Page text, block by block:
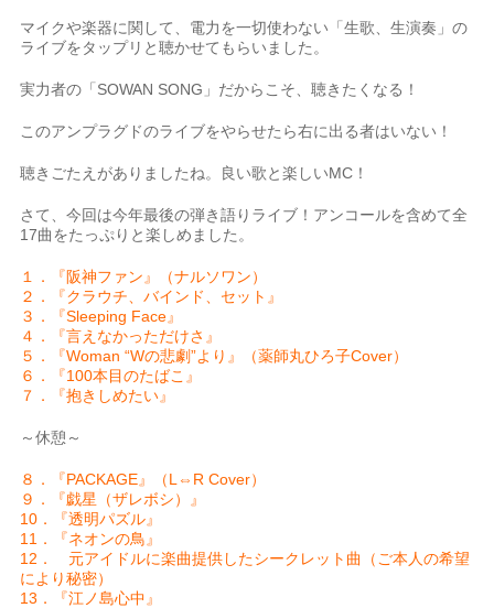
マイクや楽器に関して、電力を一切使わない「生歌、生演奏」の
ライブをタップリと聴かせてもらいました。
実力者の「SOWAN SONG」だからこそ、聴きたくなる！
このアンプラグドのライブをやらせたら右に出る者はいない！
聴きごたえがありましたね。良い歌と楽しいMC！
さて、今回は今年最後の弾き語りライブ！アンコールを含めて全
17曲をたっぷりと楽しめました。
１．『阪神ファン』（ナルソワン）
２．『クラウチ、バインド、セット』
３．『Sleeping Face』
４．『言えなかっただけさ』
５．『Woman “Wの悲劇”より』（薬師丸ひろ子Cover）
６．『100本目のたばこ』
７．『抱きしめたい』
～休憩～
８．『PACKAGE』（L⇔R Cover）
９．『戯星（ザレボシ）』
10．『透明パズル』
11．『ネオンの鳥』
12． 元アイドルに楽曲提供したシークレット曲（ご本人の希望
により秘密）
13．『江ノ島心中』